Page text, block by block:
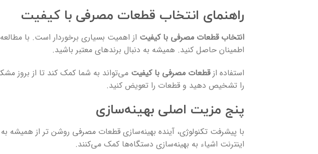
راهنمای انتخاب قطعات مصرفی با کیفیت
انتخاب قطعات مصرفی با کیفیت از اهمیت بسیاری برخوردار است. با
اطمینان حاصل کنید. همیشه به دنبال برندهای معتبر باشید.
استفاده ازقطعات مصرفی با کیفیت می‌تواند به شما کمک کند تا از بروز
را تشخیص دهید و قطعات را تعویض کنید.
پنج مزیت اصلی بهینه‌سازی
با پیشرفت تکنولوژی، آینده بهینه‌سازی قطعات مصرفی روشن تر از
اینترنت اشیاء به بهینه‌سازی دستگاه‌ها کمک می‌کنند.